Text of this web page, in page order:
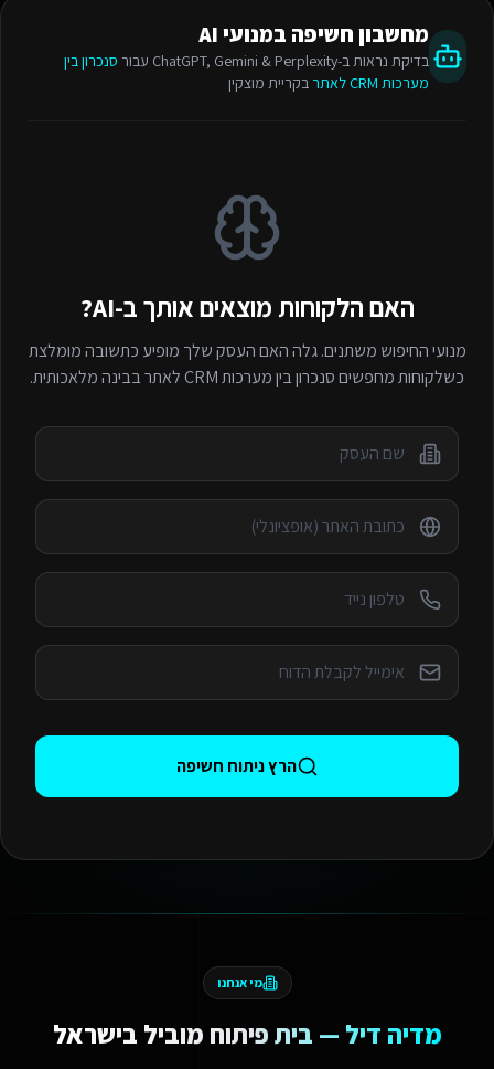
מחשבון חשיפה במנועי AI
בדיקת נראות ב-ChatGPT, Gemini & Perplexity עבור
סנכרון בין
מערכות CRM לאתר
בקריית מוצקין
האם הלקוחות מוצאים אותך ב-AI?
מנועי החיפוש משתנים. גלה האם העסק שלך מופיע כתשובה מומלצת
כשלקוחות מחפשיםסנכרון בין מערכות CRM לאתר בבינה מלאכותית.
הרץ ניתוח חשיפה
מי אנחנו
מדיה דיל — בית פיתוח מוביל בישראל